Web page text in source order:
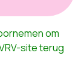
om
site terug